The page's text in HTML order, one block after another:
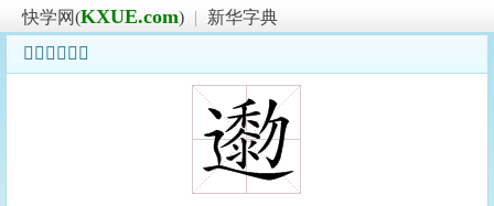
快学网(KXUE.com) |
新华字典
𨘯字基本信息